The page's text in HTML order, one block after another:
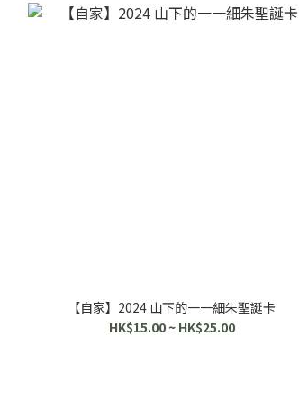
【自家】2024 山下的一一細朱聖誕卡
HK$15.00 ~ HK$25.00